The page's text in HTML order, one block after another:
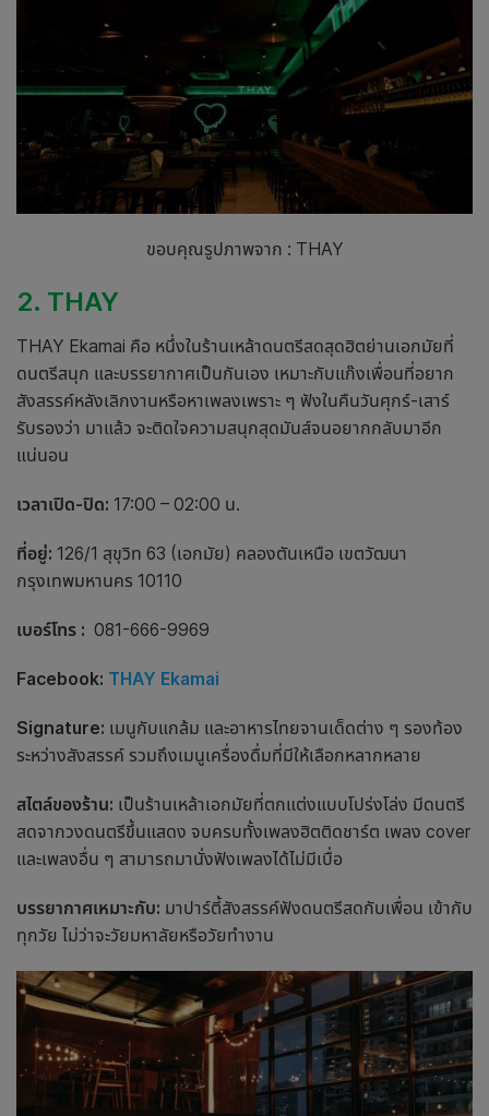
ขอบคุณรูปภาพจาก : THAY
2. THAY
THAY Ekamai คือ หนึ่งในร้านเหล้าดนตรีสดสุดฮิตย่านเอกมัยที่
ดนตรีสนุก และบรรยากาศเป็นกันเอง เหมาะกับแก๊งเพื่อนที่อยาก
สังสรรค์หลังเลิกงานหรือหาเพลงเพราะ ๆ ฟังในคืนวันศุกร์-เสาร์
รับรองว่า มาแล้ว จะติดใจความสนุกสุดมันส์จนอยากกลับมาอีก
แน่นอน
เวลาเปิด-ปิด: 17:00 – 02:00 น.
ที่อยู่: 126/1 สุขุวิท 63 (เอกมัย) คลองตันเหนือ เขตวัฒนา
กรุงเทพมหานคร 10110
เบอร์โทร : 081-666-9969
Facebook: THAY Ekamai
Signature: เมนูกับแกล้ม และอาหารไทยจานเด็ดต่าง ๆ รองท้อง
ระหว่างสังสรรค์ รวมถึงเมนูเครื่องดื่มที่มีให้เลือกหลากหลาย
สไตล์ของร้าน: เป็นร้านเหล้าเอกมัยที่ตกแต่งแบบโปร่งโล่ง มีดนตรี
สดจากวงดนตรีขึ้นแสดง จบครบทั้งเพลงฮิตติดชาร์ต เพลง cover
และเพลงอื่น ๆ สามารถมานั่งฟังเพลงได้ไม่มีเบื่อ
บรรยากาศเหมาะกับ: มาปาร์ตี้สังสรรค์ฟังดนตรีสดกับเพื่อน เข้ากับ
ทุกวัย ไม่ว่าจะวัยมหาลัยหรือวัยทำงาน